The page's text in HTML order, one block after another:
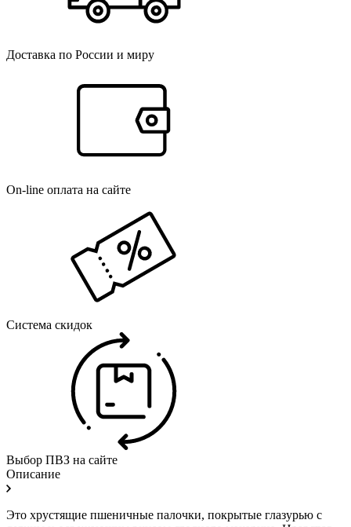
Доставка по России и миру
On-line оплата на сайте
Система скидок
Выбор ПВЗ на сайте
Описание
Это хрустящие пшеничные палочки, покрытые глазурью с